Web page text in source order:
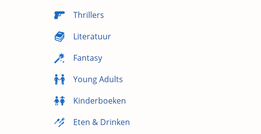
Thrillers
Literatuur
Fantasy
Young Adults
Kinderboeken
Eten & Drinken